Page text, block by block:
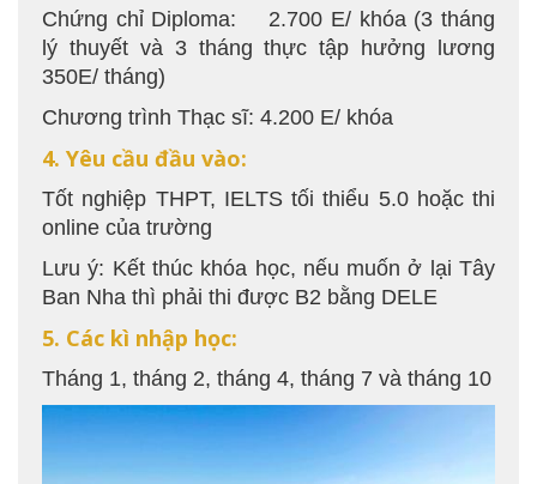
Chứng chỉ Diploma: 2.700 E/ khóa (3 tháng
lý thuyết và 3 tháng thực tập hưởng lương
350E/ tháng)
Chương trình Thạc sĩ: 4.200 E/ khóa
4. Yêu cầu đầu vào:
Tốt nghiệp THPT, IELTS tối thiểu 5.0 hoặc thi
online của trường
Lưu ý: Kết thúc khóa học, nếu muốn ở lại Tây
Ban Nha thì phải thi được B2 bằng DELE
5. Các kì nhập học:
Tháng 1, tháng 2, tháng 4, tháng 7 và tháng 10